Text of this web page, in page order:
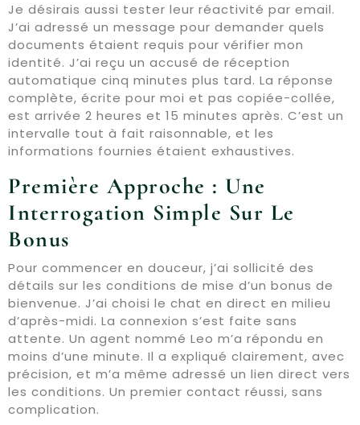
Je désirais aussi tester leur réactivité par email.
J’ai adressé un message pour demander quels
documents étaient requis pour vérifier mon
identité. J’ai reçu un accusé de réception
automatique cinq minutes plus tard. La réponse
complète, écrite pour moi et pas copiée-collée,
est arrivée 2 heures et 15 minutes après. C’est un
intervalle tout à fait raisonnable, et les
informations fournies étaient exhaustives.
Première Approche : Une
Interrogation Simple Sur Le
Bonus
Pour commencer en douceur, j’ai sollicité des
détails sur les conditions de mise d’un bonus de
bienvenue. J’ai choisi le chat en direct en milieu
d’après-midi. La connexion s’est faite sans
attente. Un agent nommé Leo m’a répondu en
moins d’une minute. Il a expliqué clairement, avec
précision, et m’a même adressé un lien direct vers
les conditions. Un premier contact réussi, sans
complication.